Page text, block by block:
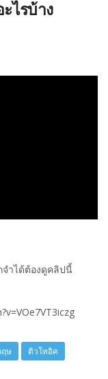
ไรบ้าง
จำได้ต้องดูคลิปนี้
ษ
ติวโทอิค